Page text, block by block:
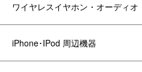
ワイヤレスイヤホン・オーディオ
iPhone･IPod 周辺機器